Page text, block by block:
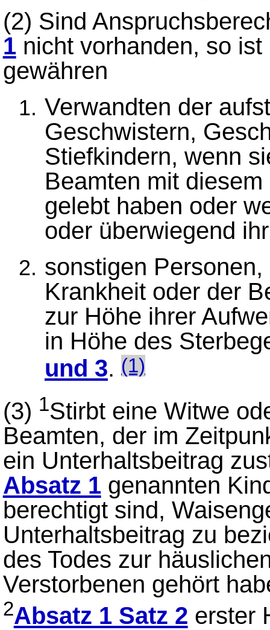
(2) Sind
1nicht vorhanden, so ist
gewähren
Verwandten der
Geschwistern,
Stiefkindern, wenn
Beamten mit
gelebt haben oder
oder überwiegend
sonstigen
Krankheit oder der
zur Höhe ihrer
in Höhe des
und 3. (1)
(3) 1Stirbt eine Witwe
Beamten, der im
ein Unterhaltsbeitrag
Absatz 1genannten
berechtigt sind,
Unterhaltsbeitrag zu
des Todes zur
Verstorbenen gehört
2Absatz 1 Satz 2 erster